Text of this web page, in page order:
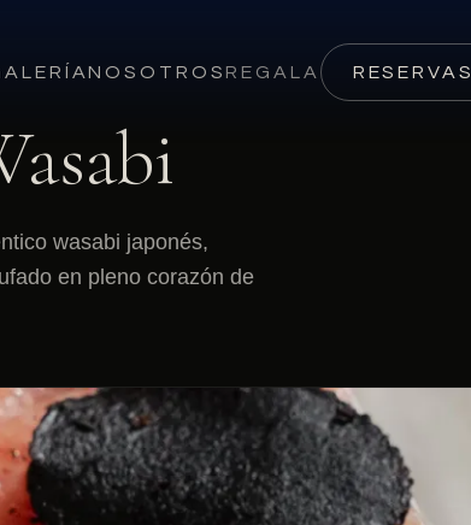
NOSOTROS REGALA RESERVAS
wasabi japonés,
en pleno corazón de